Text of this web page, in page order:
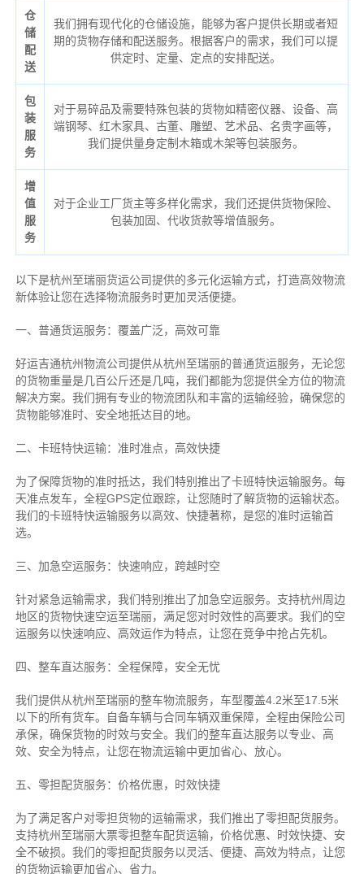
仓
储
配
送
我们拥有现代化的仓储设施，能够为客户提供长期或者短
期的货物存储和配送服务。根据客户的需求，我们可以提
供定时、定量、定点的安排配送。
包
装
服
务
对于易碎品及需要特殊包装的货物如精密仪器、设备、高
端钢琴、红木家具、古董、雕塑、艺术品、名贵字画等，
我们提供量身定制木箱或木架等包装服务。
增
值
服
务
对于企业工厂货主等多样化需求，我们还提供货物保险、
包装加固、代收货款等增值服务。
以下是杭州至瑞丽货运公司提供的多元化运输方式，打造高效物流
新体验让您在选择物流服务时更加灵活便捷。
一、普通货运服务：覆盖广泛，高效可靠
好运吉通杭州物流公司提供从杭州至瑞丽的普通货运服务，无论您
的货物重量是几百公斤还是几吨，我们都能为您提供全方位的物流
解决方案。我们拥有专业的物流团队和丰富的运输经验，确保您的
货物能够准时、安全地抵达目的地。
二、卡班特快运输：准时准点，高效快捷
为了保障货物的准时抵达，我们特别推出了卡班特快运输服务。每
天准点发车，全程GPS定位跟踪，让您随时了解货物的运输状态。
我们的卡班特快运输服务以高效、快捷著称，是您的准时运输首
选。
三、加急空运服务：快速响应，跨越时空
针对紧急运输需求，我们特别推出了加急空运服务。支持杭州周边
地区的货物快速空运至瑞丽，满足您对时效性的高要求。我们的空
运服务以快速响应、高效运作为特点，让您在竞争中抢占先机。
四、整车直达服务：全程保障，安全无忧
我们提供从杭州至瑞丽的整车物流服务，车型覆盖4.2米至17.5米
以下的所有货车。自备车辆与合同车辆双重保障，全程由保险公司
承保，确保货物的时效与安全。我们的整车直达服务以专业、高
效、安全为特点，让您在物流运输中更加省心、放心。
五、零担配货服务：价格优惠，时效快捷
为了满足客户对零担货物的运输需求，我们推出了零担配货服务。
支持杭州至瑞丽大票零担整车配货运输，价格优惠、时效快捷、安
全不破损。我们的零担配货服务以灵活、便捷、高效为特点，让您
的货物运输更加省心、省力。